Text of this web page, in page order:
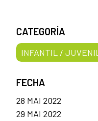
CATEGORÍA
INFANTIL / JUVENIL
FECHA
28 MAI 2022
29 MAI 2022